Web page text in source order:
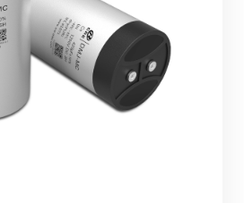
举办不仅为宸瑞科技提供了一个
象的重要平台，更为公司未来的发
遇。宸瑞科技将以此次展会为契
全球绿色能源事业贡献更多力量。